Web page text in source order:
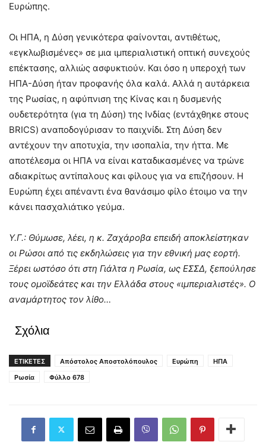
Ευρώπης.
Οι ΗΠΑ, η Δύση γενικότερα φαίνονται, αντιθέτως,
«εγκλωβισμένες» σε μια ιμπεριαλιστική οπτική συνεχούς
επέκτασης, αλλιώς ασφυκτιούν. Και όσο η υπεροχή των
ΗΠΑ-Δύση ήταν προφανής όλα καλά. Αλλά η αυτάρκεια
της Ρωσίας, η αφύπνιση της Κίνας και η δυσμενής
ουδετερότητα (για τη Δύση) της Ινδίας (εντάχθηκε στους
BRICS) αναποδογύρισαν το παιχνίδι. Στη Δύση δεν
αντέχουν την αποτυχία, την ισοπαλία, την ήττα. Με
αποτέλεσμα οι ΗΠΑ να είναι καταδικασμένες να τρώνε
αδιακρίτως αντίπαλους και φίλους για να επιζήσουν. Η
Ευρώπη έχει απέναντι ένα θανάσιμο φίλο έτοιμο να την
κάνει πασχαλιάτικο γεύμα.
Υ.Γ.: Θύμωσε, λέει, η κ. Ζαχάροβα επειδή αποκλείστηκαν
οι Ρώσοι από τις εκδηλώσεις για την εθνική μας εορτή.
Ξέρει ωστόσο ότι στη Γιάλτα η Ρωσία, ως ΕΣΣΔ, ξεπούλησε
τους ομοϊδεάτες και την Ελλάδα στους «ιμπεριαλιστές». Ο
αναμάρτητος τον λίθο…
Σχόλια
ΕΤΙΚΕΤΕΣ Απόστολος Αποστολόπουλος Ευρώπη
ΗΠΑ
Ρωσία
Φύλλο 678